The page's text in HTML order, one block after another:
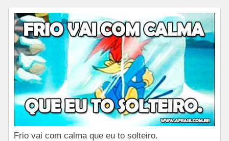
Frio vai com calma que eu to solteiro.